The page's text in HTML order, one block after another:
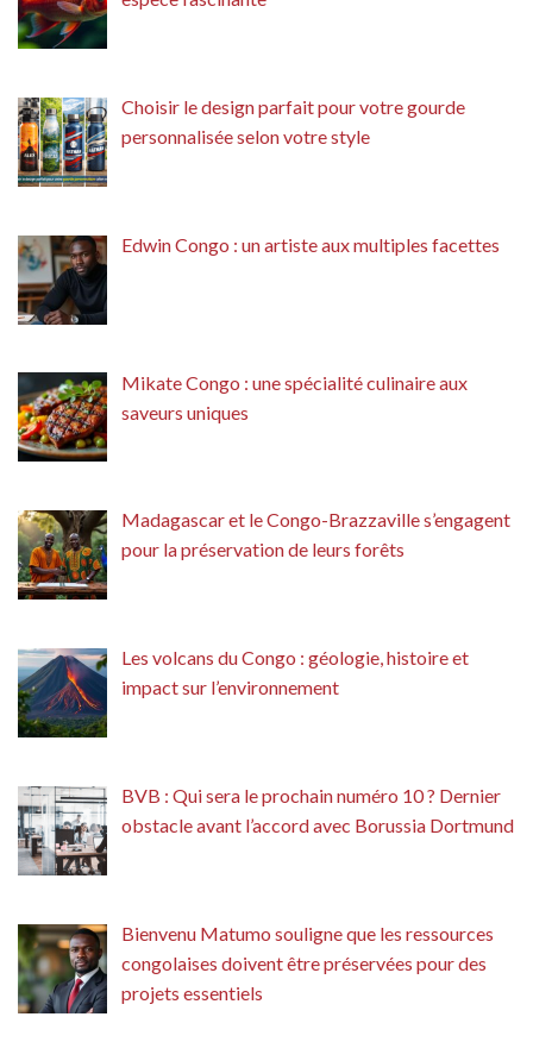
Choisir le design parfait pour votre gourde
personnalisée selon votre style
Edwin Congo : un artiste aux multiples facettes
Mikate Congo : une spécialité culinaire aux
saveurs uniques
Madagascar et le Congo-Brazzaville s’engagent
pour la préservation de leurs forêts
Les volcans du Congo : géologie, histoire et
impact sur l’environnement
BVB : Qui sera le prochain numéro 10 ? Dernier
obstacle avant l’accord avec Borussia Dortmund
Bienvenu Matumo souligne que les ressources
congolaises doivent être préservées pour des
projets essentiels